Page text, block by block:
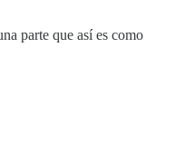
parte que así es como